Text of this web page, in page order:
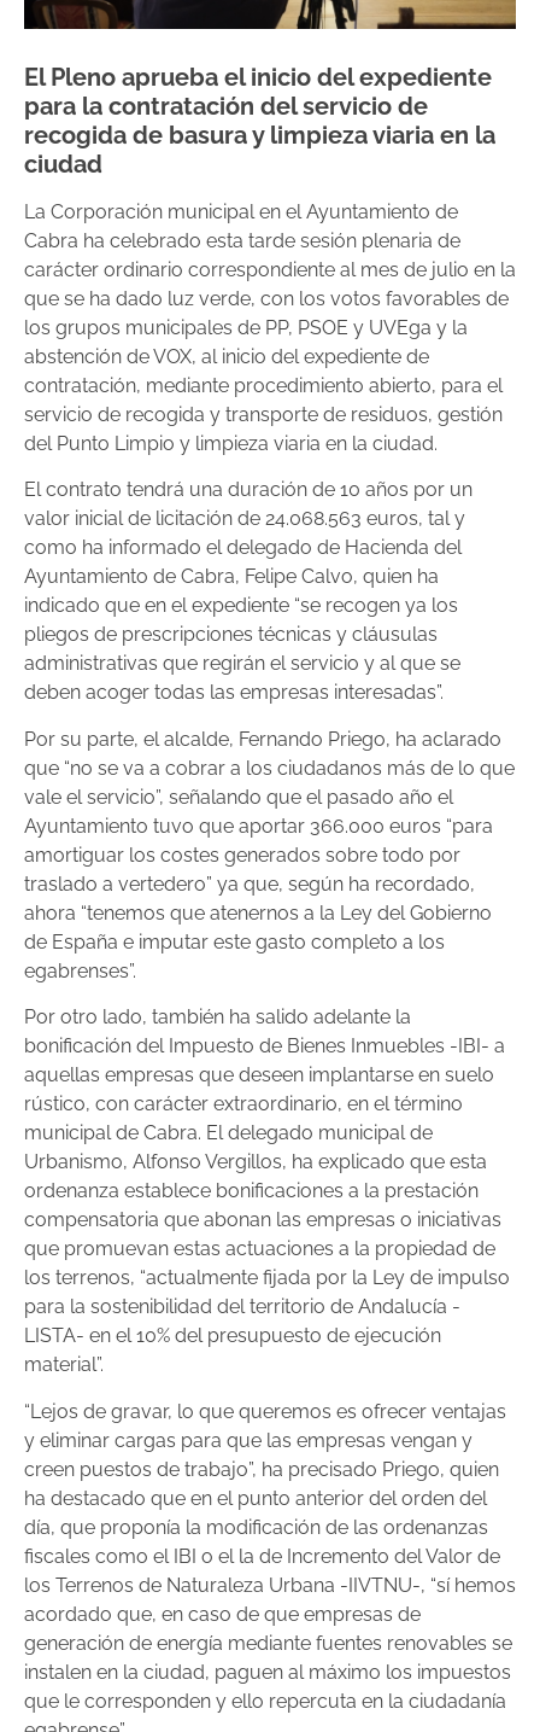
El Pleno aprueba el inicio del expediente
para la contratación del servicio de
recogida de basura y limpieza viaria en la
ciudad
La Corporación municipal en el Ayuntamiento de
Cabra ha celebrado esta tarde sesión plenaria de
carácter ordinario correspondiente al mes de julio en la
que se ha dado luz verde, con los votos favorables de
los grupos municipales de PP, PSOE y UVEga y la
abstención de VOX, al inicio del expediente de
contratación, mediante procedimiento abierto, para el
servicio de recogida y transporte de residuos, gestión
del Punto Limpio y limpieza viaria en la ciudad.
El contrato tendrá una duración de 10 años por un
valor inicial de licitación de 24.068.563 euros, tal y
como ha informado el delegado de Hacienda del
Ayuntamiento de Cabra, Felipe Calvo, quien ha
indicado que en el expediente “se recogen ya los
pliegos de prescripciones técnicas y cláusulas
administrativas que regirán el servicio y al que se
deben acoger todas las empresas interesadas”.
Por su parte, el alcalde, Fernando Priego, ha aclarado
que “no se va a cobrar a los ciudadanos más de lo que
vale el servicio”, señalando que el pasado año el
Ayuntamiento tuvo que aportar 366.000 euros “para
amortiguar los costes generados sobre todo por
traslado a vertedero” ya que, según ha recordado,
ahora “tenemos que atenernos a la Ley del Gobierno
de España e imputar este gasto completo a los
egabrenses”.
Por otro lado, también ha salido adelante la
bonificación del Impuesto de Bienes Inmuebles -IBI- a
aquellas empresas que deseen implantarse en suelo
rústico, con carácter extraordinario, en el término
municipal de Cabra. El delegado municipal de
Urbanismo, Alfonso Vergillos, ha explicado que esta
ordenanza establece bonificaciones a la prestación
compensatoria que abonan las empresas o iniciativas
que promuevan estas actuaciones a la propiedad de
los terrenos, “actualmente fijada por la Ley de impulso
para la sostenibilidad del territorio de Andalucía -
LISTA- en el 10% del presupuesto de ejecución
material”.
“Lejos de gravar, lo que queremos es ofrecer ventajas
y eliminar cargas para que las empresas vengan y
creen puestos de trabajo”, ha precisado Priego, quien
ha destacado que en el punto anterior del orden del
día, que proponía la modificación de las ordenanzas
fiscales como el IBI o el la de Incremento del Valor de
los Terrenos de Naturaleza Urbana -IIVTNU-, “sí hemos
acordado que, en caso de que empresas de
generación de energía mediante fuentes renovables se
instalen en la ciudad, paguen al máximo los impuestos
que le corresponden y ello repercuta en la ciudadanía